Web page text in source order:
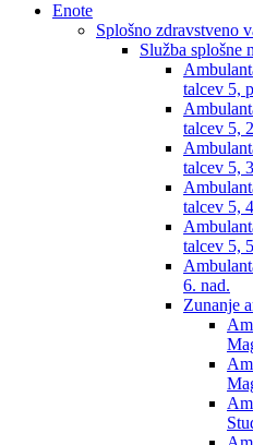
Enote
Splošno zdravstveno
Služba splošne
talcev 5,
talcev 5,
talcev 5,
talcev 5,
talcev 5,
6. nad.
Zunanje